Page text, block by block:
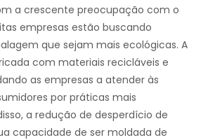
a crescente preocupação com o
empresas estão buscando
que sejam mais ecológicas. A
com materiais recicláveis e
as empresas a atender às
por práticas mais
a redução de desperdício de
capacidade de ser moldada de